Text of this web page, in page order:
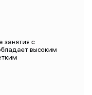
занятия с
высоким